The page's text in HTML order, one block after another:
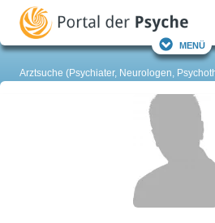
Menü
Arztsuche (Psychiater, Neurologen,